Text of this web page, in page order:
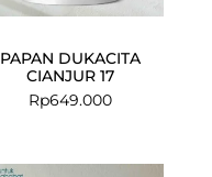
PAPAN DUKACITA
CIANJUR 17
Rp649.000